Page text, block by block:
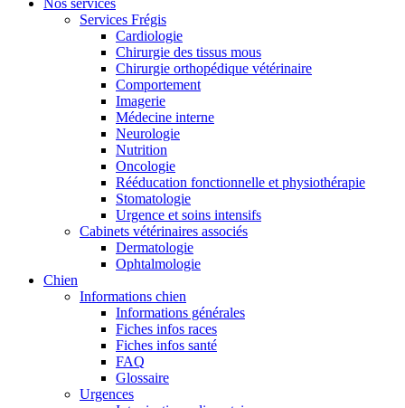
Nos services
Services Frégis
Cardiologie
Chirurgie des tissus mous
Chirurgie orthopédique vétérinaire
Comportement
Imagerie
Médecine interne
Neurologie
Nutrition
Oncologie
Rééducation fonctionnelle et physiothérapie
Stomatologie
Urgence et soins intensifs
Cabinets vétérinaires associés
Dermatologie
Ophtalmologie
Chien
Informations chien
Informations générales
Fiches infos races
Fiches infos santé
FAQ
Glossaire
Urgences